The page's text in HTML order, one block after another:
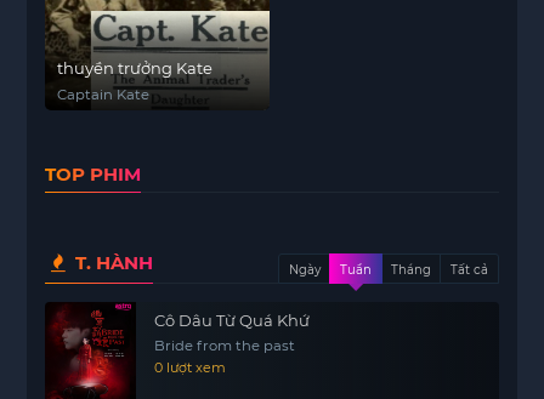
thuyền trưởng Kate
Captain Kate
TOP PHIM
T. HÀNH Ngày Tuần Tháng Tất cả
Cô Dâu Từ Quá Khứ
Bride from the past
0 lượt xem